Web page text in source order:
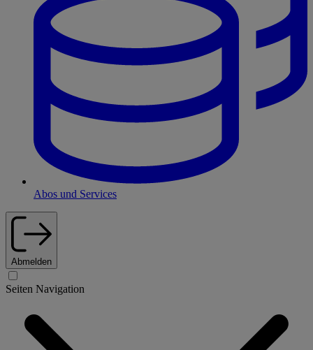
Abos und Services
Abmelden
Seiten Navigation